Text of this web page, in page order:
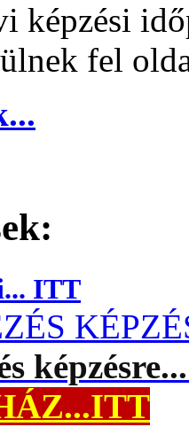
képzési
fel
ITT